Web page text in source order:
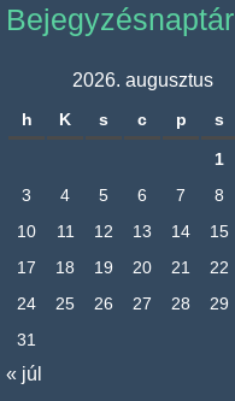
Bejegyzésnaptár
2026. augusztus
h K s c p s
1
3
4 5 6 7 8
10
11 12 13 14 15
17
18 19 20 21 22
24
25 26 27 28 29
31
« júl